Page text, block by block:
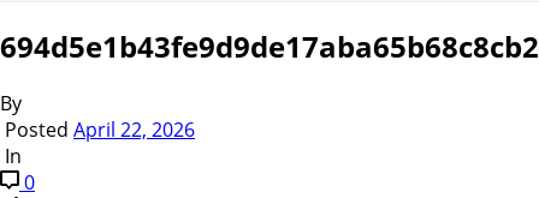
By
Posted April 22, 2026
In
0